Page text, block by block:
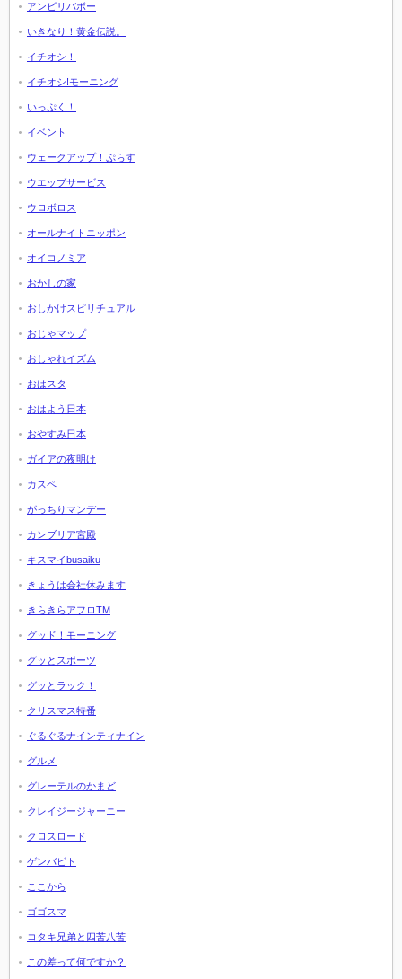
アンビリバボー
いきなり！黄金伝説。
イチオシ！
イチオシ!モーニング
いっぷく！
イベント
ウェークアップ！ぷらす
ウエッブサービス
ウロボロス
オールナイトニッポン
オイコノミア
おかしの家
おしかけスピリチュアル
おじゃマップ
おしゃれイズム
おはスタ
おはよう日本
おやすみ日本
ガイアの夜明け
カスペ
がっちりマンデー
カンブリア宮殿
キスマイbusaiku
きょうは会社休みます
きらきらアフロTM
グッド！モーニング
グッとスポーツ
グッとラック！
クリスマス特番
ぐるぐるナインティナイン
グルメ
グレーテルのかまど
クレイジージャーニー
クロスロード
ゲンバビト
ここから
ゴゴスマ
コタキ兄弟と四苦八苦
この差って何ですか？